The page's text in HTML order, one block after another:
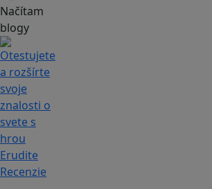
Načítam
blogy
Recenzie